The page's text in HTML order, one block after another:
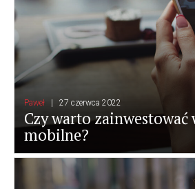
Paweł 27 czerwca 2022
Czy warto zainwestować
mobilne?